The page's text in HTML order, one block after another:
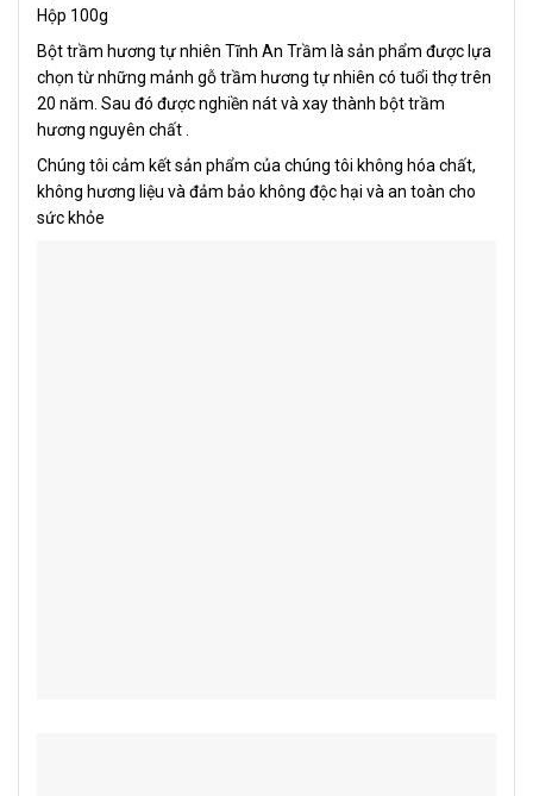
Hộp 100g
Bột trầm hương tự nhiên Tĩnh An Trầm là sản phẩm được lựa
chọn từ những mảnh gỗ trầm hương tự nhiên có tuổi thợ trên
20 năm. Sau đó được nghiền nát và xay thành bột trầm
hương nguyên chất .
Chúng tôi cảm kết sản phẩm của chúng tôi không hóa chất,
không hương liệu và đảm bảo không độc hại và an toàn cho
sức khỏe